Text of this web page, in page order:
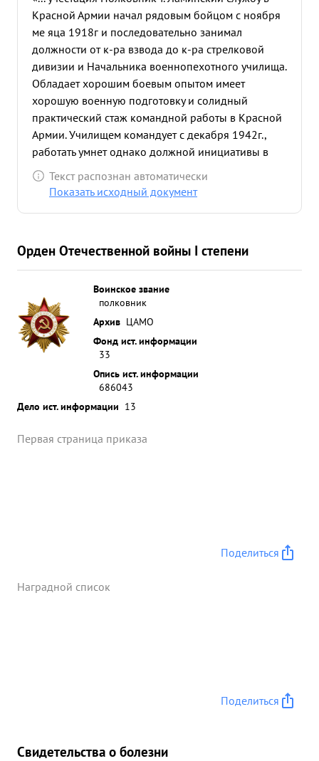
Красной Армии начал рядовым бойцом с ноября
ме яца 1918г и последовательно занимал
должности от к-ра взвода до к-ра стрелковой
дивизии и Начальника военнопехотного училища.
Обладает хорошим боевым опытом имеет
хорошую военную подготовку и солидный
практический стаж командной работы в Красной
Армии. Училищем командует с декабря 1942г.,
работать умнет однако должной инициативы в
работе не проявляет. Училище по боевой и
политической подготовке имеет посредственную
ЛЕНИНА-СТАЛИНА и Социалистической Родине За
выслугу лет в Красной Армии достоин
награждения Высшей Правительственной
наградой -Орденом ЛЕНИНА. ...»
Текст распознан автоматически
Показать исходный документ
Орден Отечественной войны I степени
Воинское звание
полковник
Архив ЦАМО
Фонд ист. информации
33
Опись ист. информации
686043
Дело ист. информации 13
Первая страница приказа
Поделиться
Наградной список
Поделиться
Свидетельства о болезни